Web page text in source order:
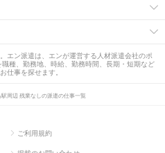
エン派遣は、エンが運営する人材派遣会社のポ
種、勤務地、時給、勤務時間、長期・短期など
仕事を探せます。
駅周辺 残業なしの派遣の仕事一覧
ご利用規約